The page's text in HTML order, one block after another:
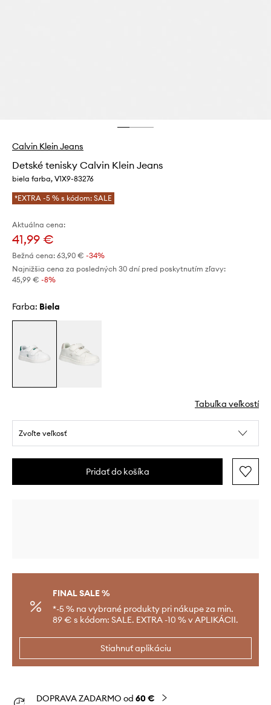
Calvin Klein Jeans
Detské tenisky Calvin Klein Jeans
biela farba, V1X9-83276
*EXTRA -5 % s kódom: SALE
Aktuálna cena:
41,99 €
Bežná cena: 63,90 € -34%
Najnižšia cena za posledných 30 dní pred poskytnutím zľavy:
45,99 € -8%
Farba: biela
Tabuľka veľkostí
Zvoľte veľkosť
Pridať do košíka
FINAL SALE %
*-5 % na vybrané produkty pri nákupe za min.
89 € s kódom: SALE. EXTRA -10 % v APLIKÁCII.
Stiahnuť aplikáciu
DOPRAVA ZADARMO od 60 €